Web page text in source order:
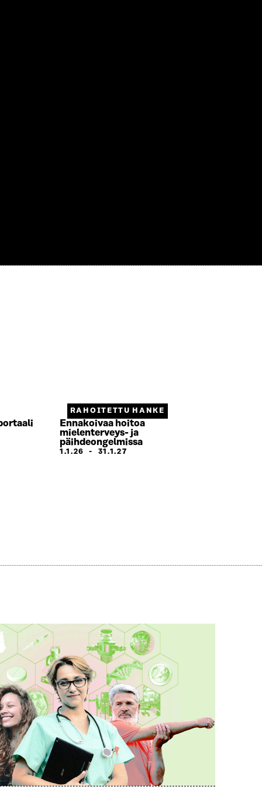
RAHOITETTU HANKE
Ennakoivaa hoitoa
mielenterveys- ja
päihdeongelmissa
1.1.26 - 31.1.27